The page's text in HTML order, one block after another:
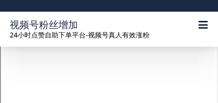
视频号粉丝增加
24小时点赞自助下单平台-视频号真人有效涨粉